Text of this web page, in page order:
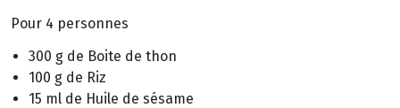
Pour 4 personnes
300 g de Boite de thon
100 g de Riz
15 ml de Huile de sésame